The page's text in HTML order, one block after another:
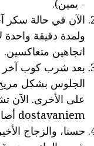
- يمين).
الآن في حالة سكر
ولمدة دقيقة واحدة
اتجاهين متعاكسين.
بعد شرب كوب آخر
الجلوس بشكل
على الأخرى. الآن
dostavaniem أصابع القدمين. هو 5-7 مرات.
حسنا، والزجاج